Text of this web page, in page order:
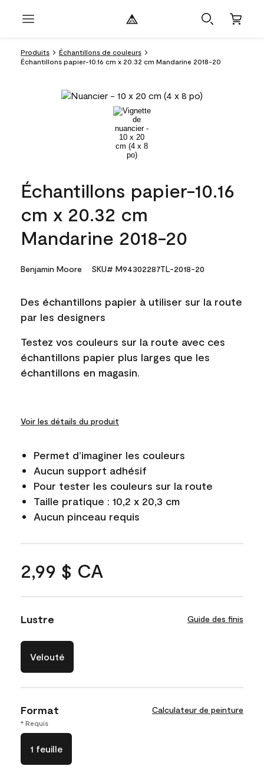
Produits
Échantillons de couleurs
Échantillons papier-10.16 cm x 20.32 cm Mandarine 2018-20
Échantillons papier-10.16
cm x 20.32 cm
Mandarine 2018-20
Benjamin Moore SKU# M94302287TL-2018-20
Des échantillons papier à utiliser sur la route
par les designers
Testez vos couleurs sur la route avec ces
échantillons papier plus larges que les
échantillons en magasin.
Voir les détails du produit
Permet d’imaginer les couleurs
Aucun support adhésif
Pour tester les couleurs sur la route
Taille pratique : 10,2 x 20,3 cm
Aucun pinceau requis
2,99 $ CA
Lustre Guide des finis
Velouté
Format Calculateur de peinture
* Requis
1 feuille